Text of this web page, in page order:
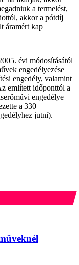
a termelést,
akkor a pótdíj
áramért kap
évi módosításától
engedélyezése
engedély, valamint
említett időponttól a
engedélye
a 330
jutni).